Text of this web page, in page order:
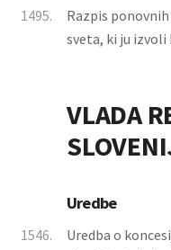
1495.
Razpis
sveta, ki ju izvoli
VLADA
Uredbe
1546.
Uredba o